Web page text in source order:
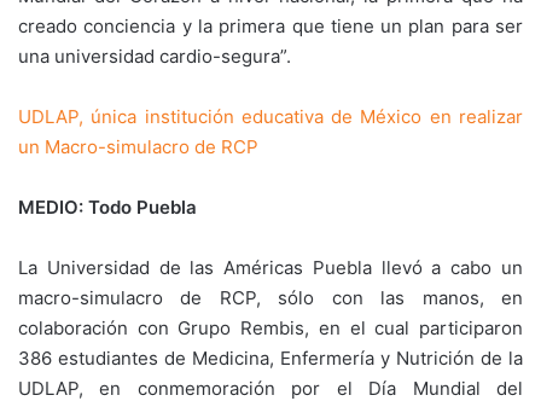
creado conciencia y la primera que tiene un plan para ser
una universidad cardio-segura”.
UDLAP, única institución educativa de México en realizar
un Macro-simulacro de RCP
MEDIO: Todo Puebla
La Universidad de las Américas Puebla llevó a cabo un
macro-simulacro de RCP, sólo con las manos, en
colaboración con Grupo Rembis, en el cual participaron
386 estudiantes de Medicina, Enfermería y Nutrición de la
UDLAP, en conmemoración por el Día Mundial del